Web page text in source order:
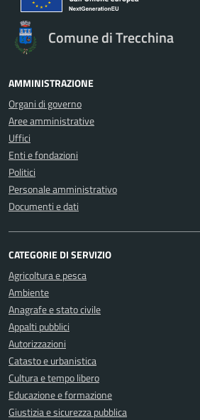
Comune di Trecchina
AMMINISTRAZIONE
Organi di governo
Aree amministrative
Uffici
Enti e fondazioni
Politici
Personale amministrativo
Documenti e dati
CATEGORIE DI SERVIZIO
Agricoltura e pesca
Ambiente
Anagrafe e stato civile
Appalti pubblici
Autorizzazioni
Catasto e urbanistica
Cultura e tempo libero
Educazione e formazione
Giustizia e sicurezza pubblica